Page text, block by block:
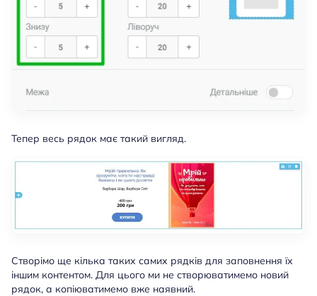
Тепер весь рядок має такий вигляд.
Створімо ще кілька таких самих рядків для заповнення їх
іншим контентом. Для цього ми не створюватимемо новий
рядок, а копіюватимемо вже наявний.